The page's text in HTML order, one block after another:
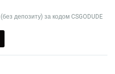
депозиту) за кодом CSGODUDE